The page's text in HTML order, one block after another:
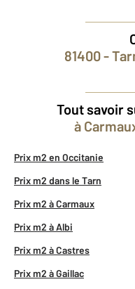
81400 -
Tout savoir
à
Prix m2 en Occitanie
Prix m2 dans le Tarn
Prix m2 à Carmaux
Prix m2 à Albi
Prix m2 à Castres
Prix m2 à Gaillac